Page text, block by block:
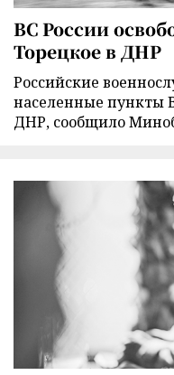
ВС России
Торецкое в ДНР
Российские
населенные пункты
ДНР, сообщило